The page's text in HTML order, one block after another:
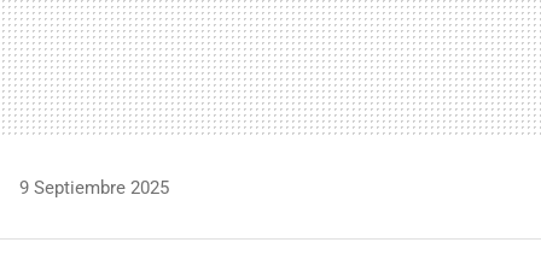
9 Septiembre 2025